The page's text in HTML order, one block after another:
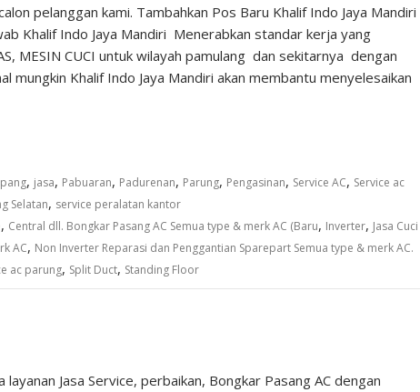
pelanggan kami. Tambahkan Pos Baru Khalif Indo Jaya Mandiri
Khalif Indo Jaya Mandiri Menerabkan standar kerja yang
MESIN CUCI untuk wilayah pamulang dan sekitarnya dengan
mungkin Khalif Indo Jaya Mandiri akan membantu menyelesaikan
, jasa, Pabuaran, Padurenan, Parung, Pengasinan, Service AC, Service ac
Selatan, service peralatan kantor
, Central dll. Bongkar Pasang AC Semua type & merk AC (Baru, Inverter, Jasa Cuci
AC, Non Inverter Reparasi dan Penggantian Sparepart Semua type & merk AC.
ac parung, Split Duct, Standing Floor
layanan Jasa Service, perbaikan, Bongkar Pasang AC dengan